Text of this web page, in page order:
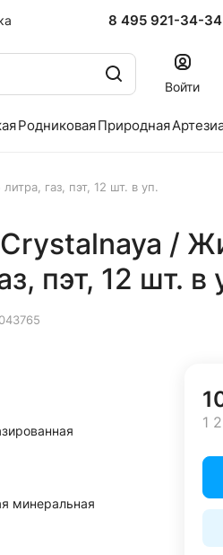
8 495 921-34-34
Войти
РодниковаяПриродная
газ, пэт, 12 шт. в уп.
/
пэт, 12 шт. в
минеральная
1